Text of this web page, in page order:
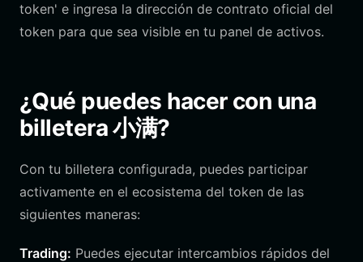
token' e ingresa la dirección de contrato oficial del
token para que sea visible en tu panel de activos.
¿Qué puedes hacer con una
billetera 小满?
Con tu billetera configurada, puedes participar
activamente en el ecosistema del token de las
siguientes maneras:
Trading: Puedes ejecutar intercambios rápidos del